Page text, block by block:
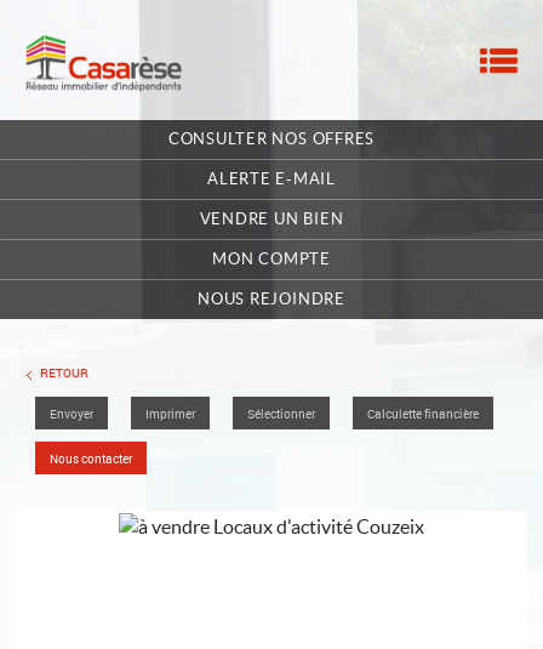
NOTRE RÉSEAU
MA SÉLECTION 0
POSTULEZ EN LIGNE
CONSULTER NOS OFFRES
ALERTE E-MAIL
VENDRE UN BIEN
MON COMPTE
NOUS REJOINDRE
RETOUR
Envoyer Imprimer Sélectionner Calculette financière
Nous contacter